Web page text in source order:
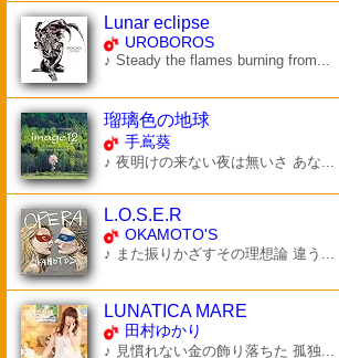
Lunar eclipse
UROBOROS
♪ Steady the flames burning from...
瑠璃色の地球
手嶌葵
♪ 夜明けの来ない夜は無いさ あな...
L.O.S.E.R
OKAMOTO'S
♪ また振りかざすその理想論 違う...
LUNATICA MARE
田村ゆかり
♪ 見慣れない金の飾り落ちた 孤独...